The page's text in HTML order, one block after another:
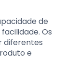
de
Os
diferentes
e